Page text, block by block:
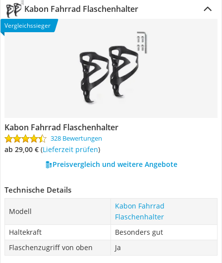
Kabon Fahrrad Flaschenhalter
Vergleichssieger
Kabon Fahrrad Flaschenhalter
328 Bewertungen
ab 29,00 € (Lieferzeit prüfen)
Preisvergleich und weitere Angebote
Technische Details
Modell
Kabon Fahrrad
Flaschenhalter
Haltekraft
Besonders gut
Flaschenzugriff von oben
Ja